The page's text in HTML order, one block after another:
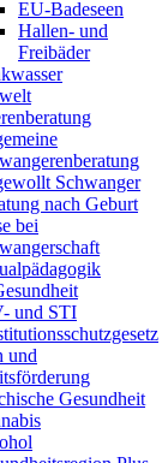
EU-Badeseen
Hallen- und
Freibäder
Schwanger
nach Geburt
bei
und STI
und
Gesundheit